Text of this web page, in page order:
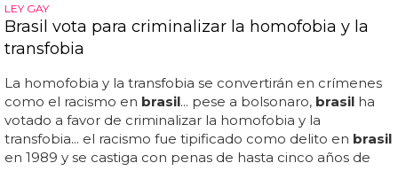
LEY GAY
Brasil vota para criminalizar la homofobia y la
transfobia
La homofobia y la transfobia se convertirán en crímenes
como el racismo en brasil... pese a bolsonaro, brasil ha
votado a favor de criminalizar la homofobia y la
transfobia... el racismo fue tipificado como delito en brasil
en 1989 y se castiga con penas de hasta cinco años de